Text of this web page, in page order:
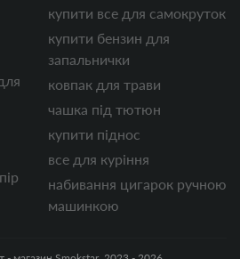
купити все для самокруток
купити бензин для
запальнички
ковпак для трави
чашка під тютюн
купити піднос
все для куріння
набивання цигарок ручною
машинкою